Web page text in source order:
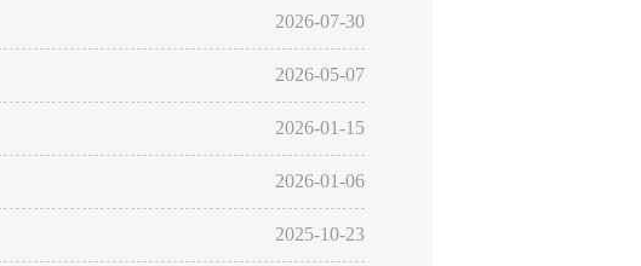
2026-07-30
2026-05-07
2026-01-15
2026-01-06
2025-10-23